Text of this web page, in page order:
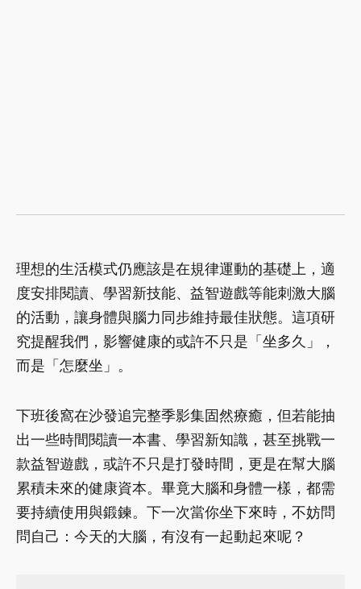
理想的生活模式仍應該是在規律運動的基礎上，適
度安排閱讀、學習新技能、益智遊戲等能刺激大腦
的活動，讓身體與腦力同步維持最佳狀態。這項研
究提醒我們，影響健康的或許不只是「坐多久」，
而是「怎麼坐」。
下班後窩在沙發追完整季影集固然療癒，但若能抽
出一些時間閱讀一本書、學習新知識，甚至挑戰一
款益智遊戲，或許不只是打發時間，更是在幫大腦
累積未來的健康資本。畢竟大腦和身體一樣，都需
要持續使用與鍛鍊。下一次當你坐下來時，不妨問
問自己：今天的大腦，有沒有一起動起來呢？